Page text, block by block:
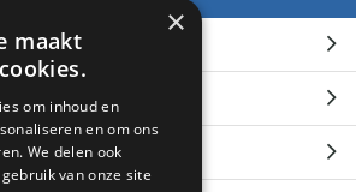
×
maakt
om inhoud en
en om ons
We delen ook
van onze site